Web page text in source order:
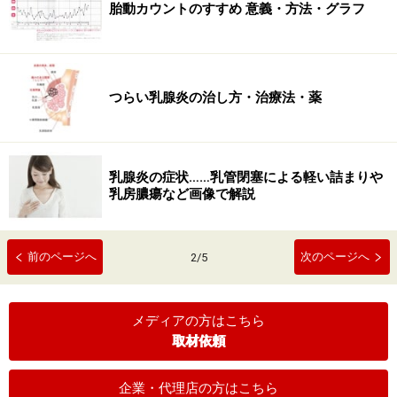
胎動カウントのすすめ 意義・方法・グラフ
つらい乳腺炎の治し方・治療法・薬
乳腺炎の症状……乳管閉塞による軽い詰まりや
乳房膿瘍など画像で解説
前のページへ 2/5 次のページへ
メディアの方はこちら
取材依頼
企業・代理店の方はこちら